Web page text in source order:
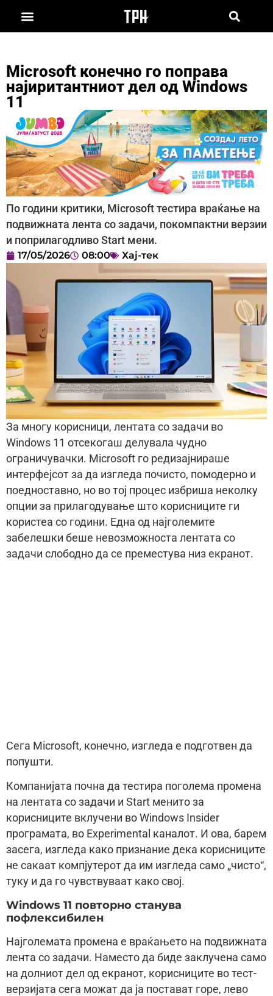
Microsoft конечно го поправа
најиритантниот дел од Windows
11
По години критики, Microsoft тестира враќање на
подвижната лента со задачи, покомпактни верзии
и поприлагодливо Start мени.
17/05/2026 08:00 Хај-тек
За многу корисници, лентата со задачи во
Windows 11 отсекогаш делувала чудно
ограничувачки. Microsoft го редизајнираше
интерфејсот за да изгледа почисто, помодерно и
поедноставно, но во тој процес избриша неколку
опции за прилагодување што корисниците ги
користеа со години. Една од најголемите
забелешки беше невозможноста лентата со
задачи слободно да се преместува низ екранот.
Сега Microsoft, конечно, изгледа е подготвен да
попушти.
Компанијата почна да тестира поголема промена
на лентата со задачи и Start менито за
корисниците вклучени во Windows Insider
програмата, во Experimental каналот. И ова, барем
засега, изгледа како признание дека корисниците
не сакаат компјутерот да им изгледа само „чисто“,
туку и да го чувствуваат како свој.
Windows 11 повторно станува
пофлексибилен
Најголемата промена е враќањето на подвижната
лента со задачи. Наместо да биде заклучена само
на долниот дел од екранот, корисниците во тест-
верзијата сега можат да ја постават горе, лево